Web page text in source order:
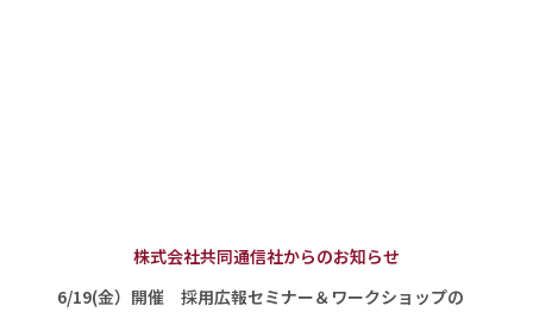
株式会社共同通信社からのお知らせ
6/19(金）開催 採用広報セミナー＆ワークショップの